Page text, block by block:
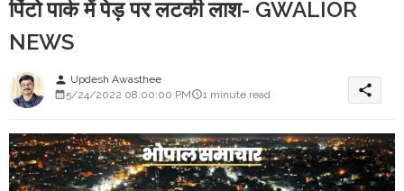
पिंटो पार्क में पेड़ पर लटकी लाश- GWALIOR
NEWS
person Updesh Awasthee
5/24/2022 08:00:00 PM
1 minute read share